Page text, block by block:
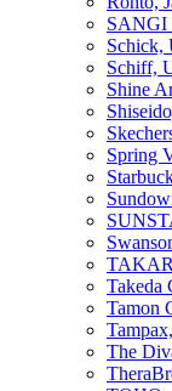
SANGI
Schick,
Schiff,
Shine
Spring
Takeda
Tamon
The